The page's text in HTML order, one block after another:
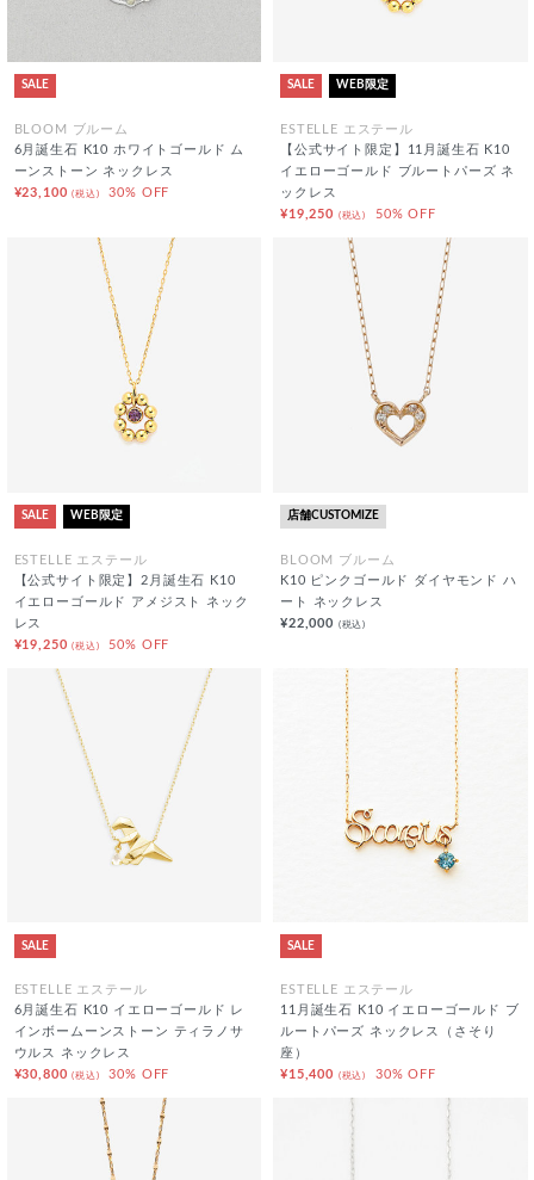
SALE
BLOOM ブルーム
6月誕生石 K10 ホワイトゴールド ム
ーンストーン ネックレス
¥23,100(税込) 30% OFF
SALE WEB限定
ESTELLE エステール
【公式サイト限定】11月誕生石 K10
イエローゴールド ブルートパーズ ネ
ックレス
¥19,250 (税込) 50% OFF
SALE WEB限定
ESTELLE エステール
【公式サイト限定】2月誕生石 K10
イエローゴールド アメジスト ネック
レス
¥19,250(税込) 50% OFF
店舗CUSTOMIZE
BLOOM ブルーム
K10 ピンクゴールド ダイヤモンド ハ
ート ネックレス
¥22,000 (税込)
SALE
ESTELLE エステール
6月誕生石 K10 イエローゴールド レ
インボームーンストーン ティラノサ
ウルス ネックレス
¥30,800(税込) 30% OFF
SALE
ESTELLE エステール
11月誕生石 K10 イエローゴールド ブ
ルートパーズ ネックレス（さそり
座）
¥15,400 (税込) 30% OFF